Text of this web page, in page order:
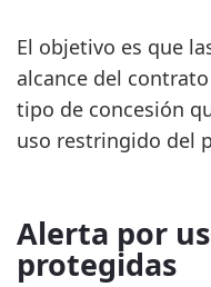
El objetivo es que
alcance del
tipo de concesión
uso restringido del
Alerta por
protegidas